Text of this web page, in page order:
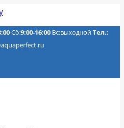
Сб:9:00-16:00 Вс:выходнойТел.: